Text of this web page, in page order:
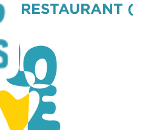
RESTAURANT (